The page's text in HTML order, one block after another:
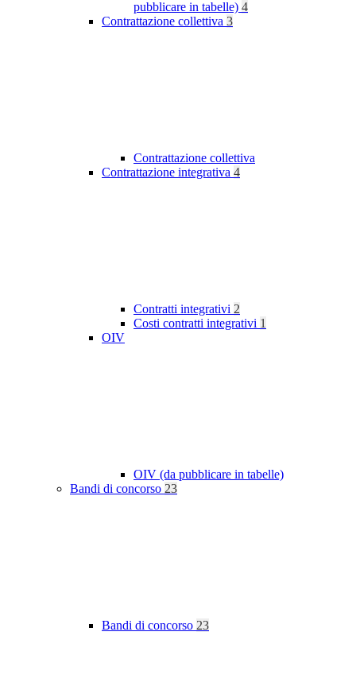
pubblicare in tabelle) 4
Contrattazione collettiva 3
Contrattazione collettiva
Contrattazione integrativa 4
Contratti integrativi 2
Costi contratti integrativi 1
OIV
OIV (da pubblicare in tabelle)
Bandi di concorso 23
Bandi di concorso 23